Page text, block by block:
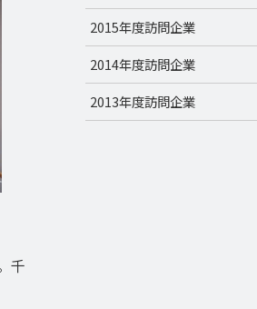
千
2015年度訪問企業
2014年度訪問企業
2013年度訪問企業